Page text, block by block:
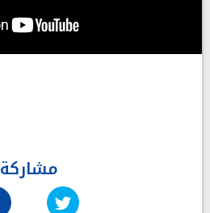
مشاركة